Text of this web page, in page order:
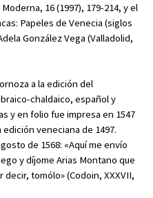
Moderna, 16 (1997), 179-214, y el
Papeles de Venecia (siglos
González Vega (Valladolid,
a la edición del
chaldaico, español y
y en folio fue impresa en 1547
veneciana de 1497.
de 1568: «Aquí me envío
y díjome Arias Montano que
decir, tomólo» (Codoin, XXXVII,